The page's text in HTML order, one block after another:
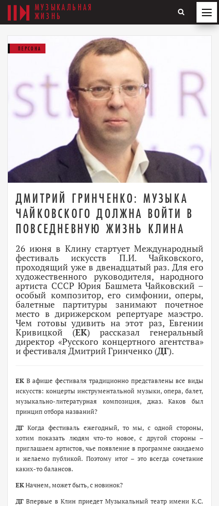
МУЗЫКАЛЬНАЯ
ЖИЗНЬ
ПЕРСОНА
ДМИТРИЙ ГРИНЧЕНКО: МУЗЫКА
ЧАЙКОВСКОГО ДОЛЖНА ВОЙТИ В
ПОВСЕДНЕВНУЮ ЖИЗНЬ КЛИНА
26 июня в Клину стартует Международный
фестиваль искусств П.И. Чайковского,
проходящий уже в двенадцатый раз. Для его
художественного руководителя, народного
артиста СССР Юрия Башмета Чайковский –
особый композитор, его симфонии, оперы,
балетные партитуры занимают почетное
место в дирижерском репертуаре маэстро.
Чем готовы удивить на этот раз, Евгении
Кривицкой (ЕК) рассказал генеральный
директор «Русского концертного агентства»
и фестиваля Дмитрий Гринченко (ДГ).
ЕКВ афише фестиваля традиционно представлены все виды
искусств: концерты инструментальной музыки, опера, балет,
музыкально-литературная композиция, джаз. Каков был
принцип отбора названий?
ДГ Когда фестиваль ежегодный, то мы, с одной стороны,
хотим показать людям что-то новое, с другой стороны –
приглашаем артистов, чье появление в программе ожидаемо
и желаемо публикой. Поэтому итог – это всегда сочетание
каких-то балансов.
ЕКНачнем, может быть, с новинок?
ДГ Впервые в Клин приедет Музыкальный театр имени К.С.